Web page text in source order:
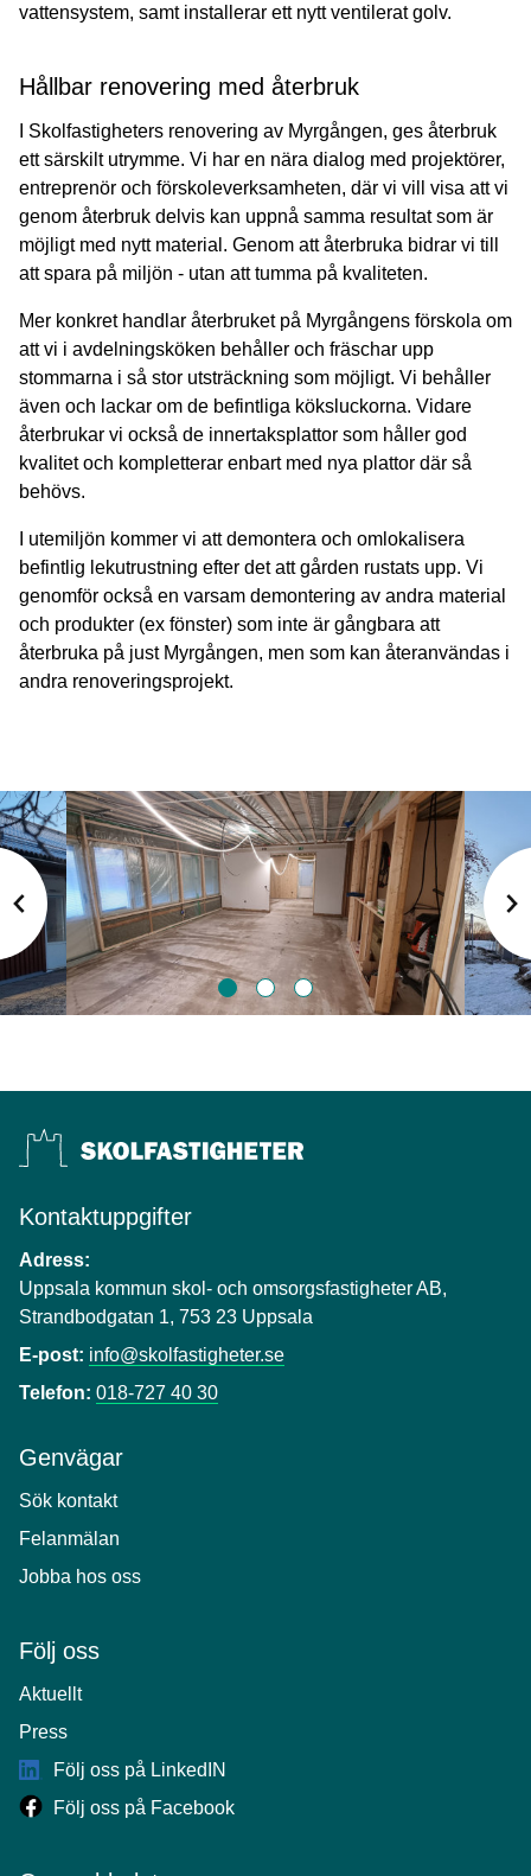
vattensystem, samt installerar ett nytt ventilerat golv.
Hållbar renovering med återbruk
I Skolfastigheters renovering av Myrgången, ges återbruk
ett särskilt utrymme. Vi har en nära dialog med projektörer,
entreprenör och förskoleverksamheten, där vi vill visa att vi
genom återbruk delvis kan uppnå samma resultat som är
möjligt med nytt material. Genom att återbruka bidrar vi till
att spara på miljön - utan att tumma på kvaliteten.
Mer konkret handlar återbruket på Myrgångens förskola om
att vi i avdelningsköken behåller och fräschar upp
stommarna i så stor utsträckning som möjligt. Vi behåller
även och lackar om de befintliga köksluckorna. Vidare
återbrukar vi också de innertaksplattor som håller god
kvalitet och kompletterar enbart med nya plattor där så
behövs.
I utemiljön kommer vi att demontera och omlokalisera
befintlig lekutrustning efter det att gården rustats upp. Vi
genomför också en varsam demontering av andra material
och produkter (ex fönster) som inte är gångbara att
återbruka på just Myrgången, men som kan återanvändas i
andra renoveringsprojekt.
Bild
1
Bild
2
Bild
3
Bild
1
Bild
2
Kontaktuppgifter
Adress:
Uppsala kommun skol- och omsorgsfastigheter AB,
Strandbodgatan 1, 753 23 Uppsala
E-post: info@skolfastigheter.se
Telefon: 018-727 40 30
Genvägar
Sök kontakt
Felanmälan
Jobba hos oss
Följ oss
Aktuellt
Press
Följ oss på LinkedIN
Följ oss på Facebook